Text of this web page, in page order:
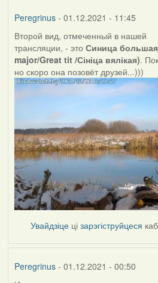
Peregrinus- 01.12.2021 - 11:45
Второй вид, отмеченный в нашей
трансляции, - это Синица
major/Great tit /Сініца вялікая).
но скоро она позовёт друзей...)))
Увайдзіце цізарэгіструйцеся
Peregrinus- 01.12.2021 - 00:50